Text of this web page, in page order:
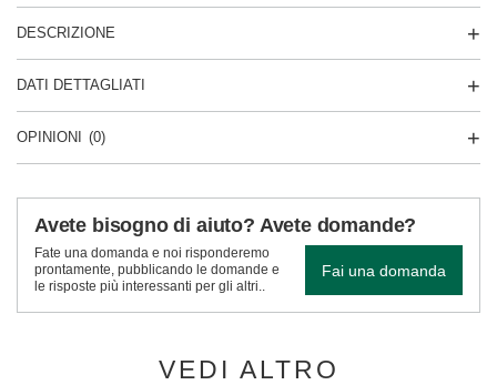
DESCRIZIONE
DATI DETTAGLIATI
OPINIONI (0)
Avete bisogno di aiuto? Avete domande?
Fate una domanda e noi risponderemo
prontamente, pubblicando le domande e
le risposte più interessanti per gli altri..
Fai una domanda
VEDI ALTRO